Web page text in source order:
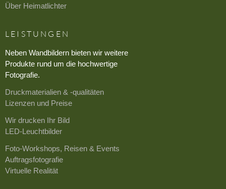
Über Heimatlichter
LEISTUNGEN
Neben Wandbildern bieten wir weitere
Produkte rund um die hochwertige
Fotografie.
Druckmaterialien & -qualitäten
Lizenzen und Preise
Wir drucken Ihr Bild
LED-Leuchtbilder
Foto-Workshops, Reisen & Events
Auftragsfotografie
Virtuelle Realität